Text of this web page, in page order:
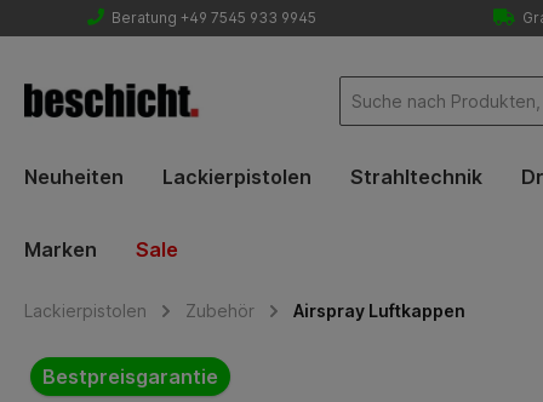
Beratung +49 7545 933 9945
Neuheiten Lackierpistolen Strahltechnik
Marken Sale
Lackierpistolen Zubehör Airspray Luftkappen
Bildergalerie überspringen
Bestpreisgarantie